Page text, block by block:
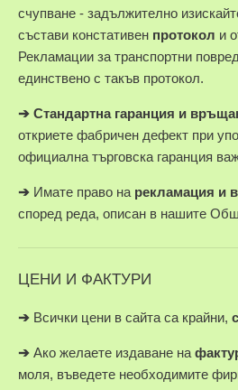
счупване - задължително
състави констативен протокол и
Рекламации за транспортни
единствено с такъв протокол.
➔ Стандартна гаранция и
откриете фабричен дефект при
официална търговска гаранция
➔ Имате право на рекламация и
според реда, описан в нашите
ЦЕНИ И ФАКТУРИ
➔ Всички цени в сайта са крайни,
➔ Ако желаете издаване на
моля, въведете необходимите